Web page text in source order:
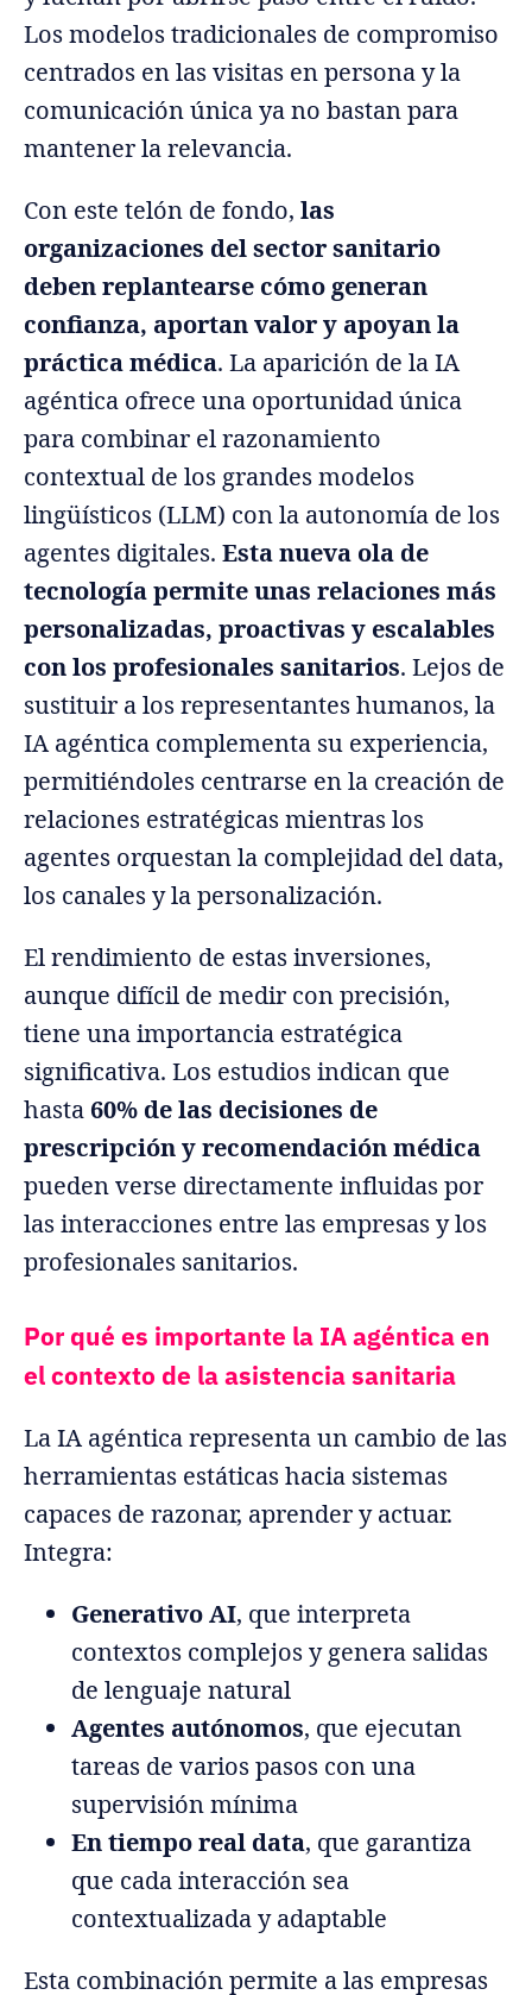
Los modelos tradicionales de compromiso
centrados en las visitas en persona y la
comunicación única ya no bastan para
mantener la relevancia.
Con este telón de fondo,las
organizaciones del sector sanitario
deben replantearse cómo generan
confianza, aportan valor y apoyan la
práctica médica. La aparición de la IA
agéntica ofrece una oportunidad única
para combinar el razonamiento
contextual de los grandes modelos
lingüísticos (LLM) con la autonomía de los
agentes digitales.Esta nueva ola de
tecnología permite unas relaciones más
personalizadas, proactivas y escalables
con los profesionales sanitarios. Lejos de
sustituir a los representantes humanos, la
IA agéntica complementa su experiencia,
permitiéndoles centrarse en la creación de
relaciones estratégicas mientras los
agentes orquestan la complejidad del data,
los canales y la personalización.
El rendimiento de estas inversiones,
aunque difícil de medir con precisión,
tiene una importancia estratégica
significativa. Los estudios indican que
hasta 60% de las decisiones de
prescripción y recomendación médica
pueden verse directamente influidas por
las interacciones entre las empresas y los
profesionales sanitarios.
Por qué es importante la IA agéntica en
el contexto de la asistencia sanitaria
La IA agéntica representa un cambio de las
herramientas estáticas hacia sistemas
capaces de razonar, aprender y actuar.
Integra:
Generativo AI, que interpreta
contextos complejos y genera salidas
de lenguaje natural
Agentes autónomos, que ejecutan
tareas de varios pasos con una
supervisión mínima
En tiempo real data, que garantiza
que cada interacción sea
contextualizada y adaptable
Esta combinación permite a las empresas